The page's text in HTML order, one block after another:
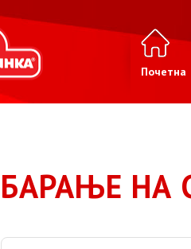
Почетна
БАРАЊЕ НА